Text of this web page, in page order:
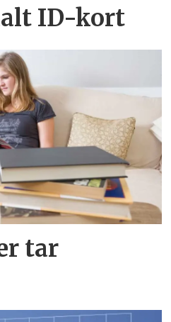
ID-kort
tar